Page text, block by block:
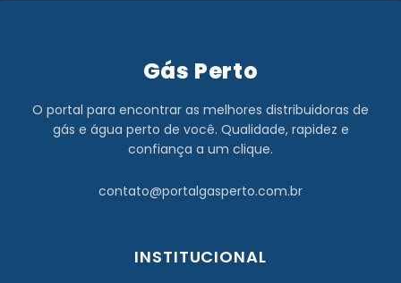
Gás Perto
O portal para encontrar as melhores distribuidoras de
gás e água perto de você. Qualidade, rapidez e
confiança a um clique.
contato@portalgasperto.com.br
INSTITUCIONAL